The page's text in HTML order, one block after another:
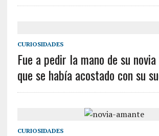
CURIOSIDADES
Fue a pedir la mano de su
que se había acostado con su
CURIOSIDADES